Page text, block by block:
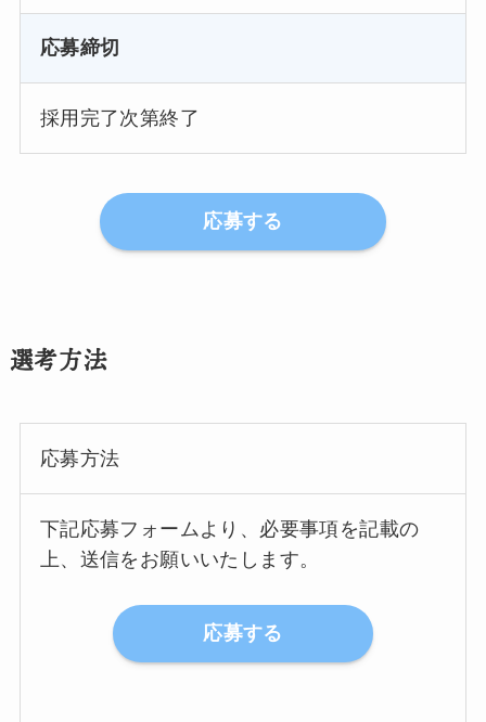
応募締切
採用完了次第終了
応募する
選考方法
応募方法
下記応募フォームより、必要事項を記載の
上、送信をお願いいたします。
応募する